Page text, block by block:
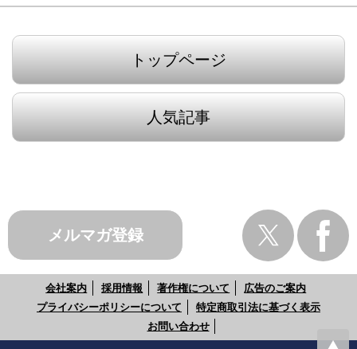
トップページ
人気記事
メルマガ登録
会社案内 採用情報 著作権について
広告のご案内
プライバシーポリシーについて
特定商取引法に基づく表示
お問い合わせ